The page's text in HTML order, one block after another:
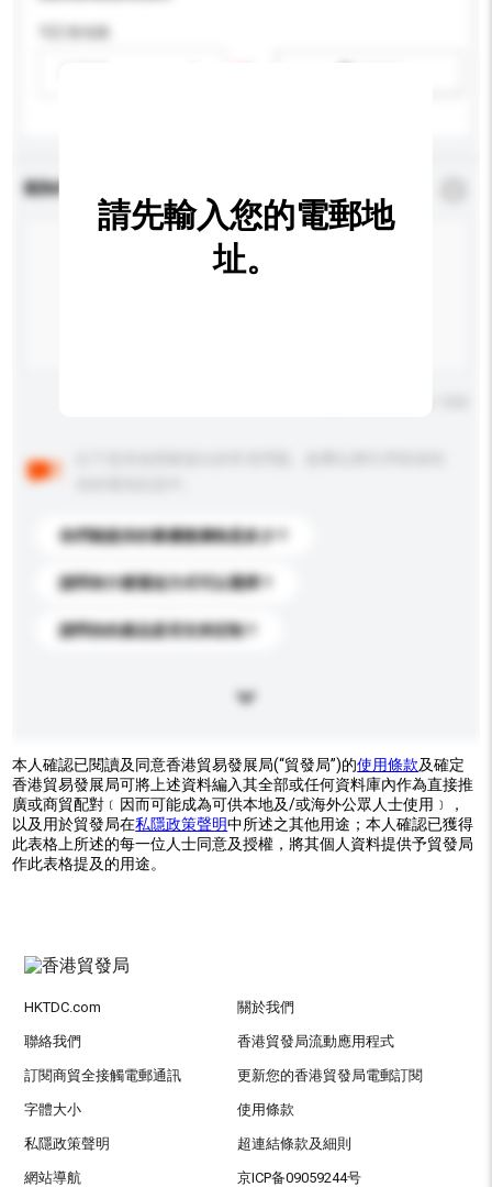
查詢內容
你們能提供的最優惠價格是多少？
請問有什麼運送方式可以選擇？
請問你的產品是否支持定制？
請先輸入您的電郵地
址。
本人確認已閱讀及同意香港貿易發展局(“貿發局”)的使用條款及確定
香港貿易發展局可將上述資料編入其全部或任何資料庫內作為直接推
廣或商貿配對﹝因而可能成為可供本地及/或海外公眾人士使用﹞，
以及用於貿發局在私隱政策聲明中所述之其他用途；本人確認已獲得
此表格上所述的每一位人士同意及授權，將其個人資料提供予貿發局
作此表格提及的用途。
HKTDC.com 關於我們
聯絡我們 香港貿發局流動應用程式
訂閱商貿全接觸電郵通訊 更新您的香港貿發局電郵訂閱
字體大小 使用條款
私隱政策聲明 超連結條款及細則
網站導航 京ICP备09059244号